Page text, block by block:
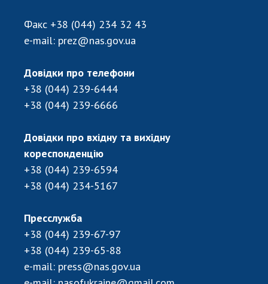
Факс +38 (044) 234 32 43
e-mail: prez@nas.gov.ua
Довідки про телефони
+38 (044) 239-6444
+38 (044) 239-6666
Довідки про вхідну та вихідну
кореспонденцію
+38 (044) 239-6594
+38 (044) 234-5167
Пресслужба
+38 (044) 239-67-97
+38 (044) 239-65-88
e-mail: press@nas.gov.ua